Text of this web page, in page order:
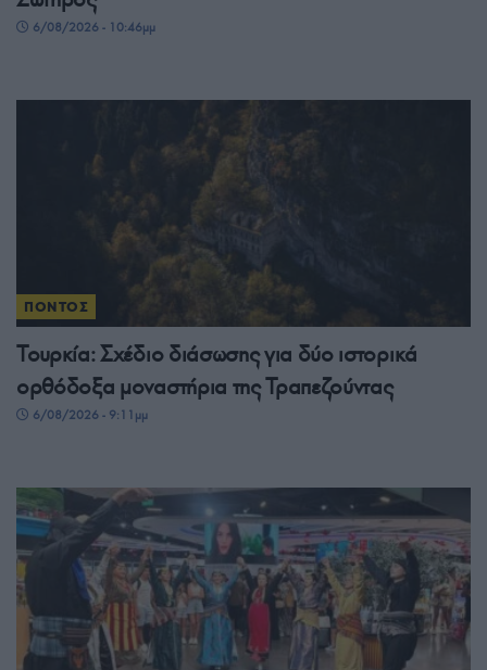
6/08/2026 - 10:46μμ
ΠΟΝΤΟΣ
Τουρκία: Σχέδιο διάσωσης για δύο ιστορικά
ορθόδοξα μοναστήρια της Τραπεζούντας
6/08/2026 - 9:11μμ